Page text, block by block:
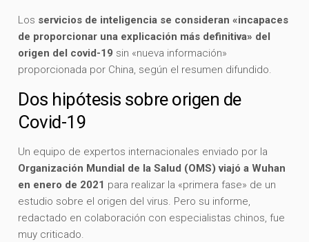
Los servicios de inteligencia se consideran «incapaces
de proporcionar una explicación más definitiva» del
origen del covid-19 sin «nueva información»
proporcionada por China, según el resumen difundido.
Dos hipótesis sobre origen de
Covid-19
Un equipo de expertos internacionales enviado por la
Organización Mundial de la Salud (OMS) viajó a Wuhan
en enero de 2021 para realizar la «primera fase» de un
estudio sobre el origen del virus. Pero su informe,
redactado en colaboración con especialistas chinos, fue
muy criticado.